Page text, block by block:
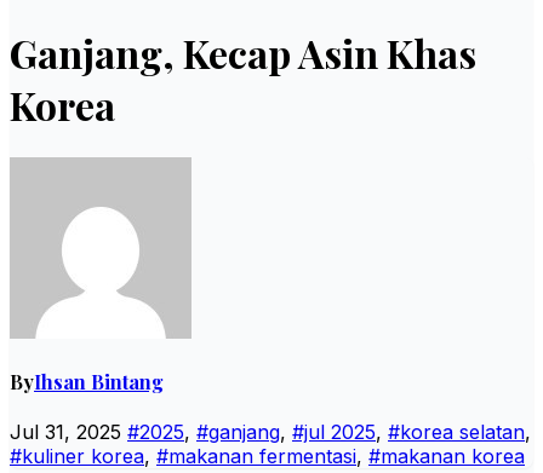
Ganjang, Kecap Asin Khas
Korea
ByIhsan Bintang
Jul 31, 2025 #2025, #ganjang, #jul 2025, #korea selatan,
#kuliner korea, #makanan fermentasi, #makanan korea